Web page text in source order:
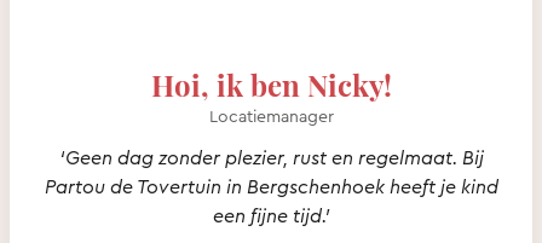
Hoi, ik ben Nicky!
Locatiemanager
‘Geen dag zonder plezier, rust en regelmaat. Bij
Partou de Tovertuin in Bergschenhoek heeft je kind
een fijne tijd.’